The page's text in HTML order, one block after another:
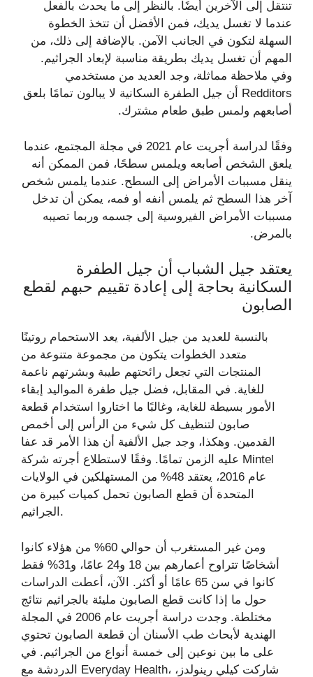
تنتقل إلى الآخرين أيضًا. بالنظر إلى ما يحدث بالفعل
عندما لا تغسل يديك، فمن الأفضل أن تتخذ الخطوة
السهلة لتكون في الجانب الآمن. بالإضافة إلى ذلك، من
المهم أن تغسل يديك بطريقة مناسبة لإبعاد الجراثيم.
وفي ملاحظة مماثلة، وجد العديد من مستخدمي
Redditors أن جيل الطفرة السكانية لا يبالون تمامًا بلعق
أصابعهم ولمس طبق طعام مشترك.
وفقًا لدراسة أجريت عام 2021 في مجلة المجتمع، عندما
يلعق الشخص أصابعه ويلمس سطحًا، فمن الممكن أنه
ينقل مسببات الأمراض إلى السطح. عندما يلمس شخص
آخر هذا السطح ثم يلمس أنفه أو فمه، يمكن أن تدخل
مسببات الأمراض الفيروسية إلى جسمه وربما تصيبه
بالمرض.
يعتقد جيل الشباب أن جيل الطفرة
السكانية بحاجة إلى إعادة تقييم حبهم لقطع
الصابون
بالنسبة للعديد من جيل الألفية، يعد الاستحمام روتينًا
متعدد الخطوات يتكون من مجموعة متنوعة من
المنتجات التي تجعل رائحتهم طيبة وبشرتهم ناعمة
للغاية. في المقابل، فضل جيل طفرة المواليد إبقاء
الأمور بسيطة للغاية، وغالبًا ما اختاروا استخدام قطعة
صابون لتنظيف كل شيء من الرأس إلى أخمص
القدمين. وهكذا، وجد جيل الألفية أن هذا الأمر قد عفا
عليه الزمن تمامًا. وفقًا لاستطلاع أجرته شركة Mintel
عام 2016، يعتقد 48% من المستهلكين في الولايات
المتحدة أن قطع الصابون تحمل كميات كبيرة من
الجراثيم.
ومن غير المستغرب أن حوالي 60% من هؤلاء كانوا
أشخاصًا تتراوح أعمارهم بين 18 و24 عامًا، و31% فقط
كانوا في سن 65 عامًا أو أكثر. الآن، أعطت الدراسات
حول ما إذا كانت قطع الصابون مليئة بالجراثيم نتائج
مختلطة. وجدت دراسة أجريت عام 2006 في المجلة
الهندية لأبحاث طب الأسنان أن قطعة الصابون تحتوي
على ما بين نوعين إلى خمسة أنواع من الجراثيم. في
الدردشة مع Everyday Health، شاركت كيلي رينولدز،